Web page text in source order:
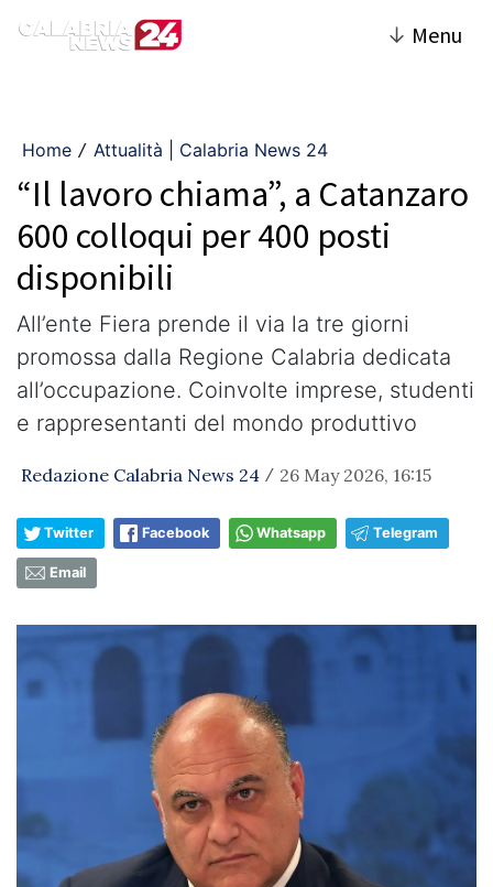
↓ Menu
Home / Attualità | Calabria News 24
“Il lavoro chiama”, a Catanzaro
600 colloqui per 400 posti
disponibili
All’ente Fiera prende il via la tre giorni
promossa dalla Regione Calabria dedicata
all’occupazione. Coinvolte imprese, studenti
e rappresentanti del mondo produttivo
Redazione Calabria News 24 / 26 May 2026, 16:15
Twitter Facebook Whatsapp Telegram
Email